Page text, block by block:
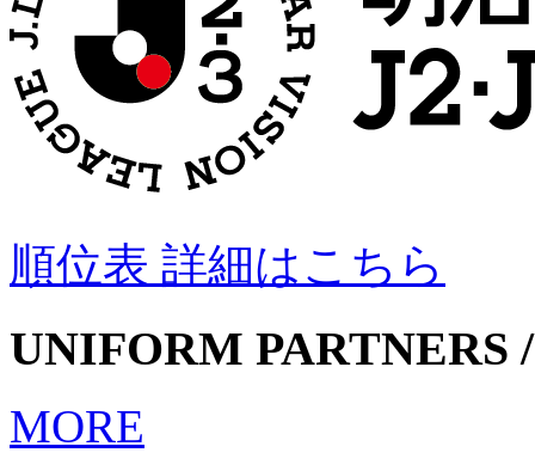
順位表 詳細はこちら
UNIFORM PARTNERS
MORE